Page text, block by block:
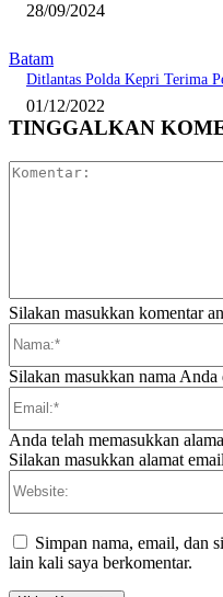
28/09/2024
Batam
Ditlantas Polda Kepri Terima
01/12/2022
TINGGALKAN
Silakan masukkan komentar
Silakan masukkan nama Anda
Anda telah memasukkan
Silakan masukkan alamat
Simpan nama, email, dan
lain kali saya berkomentar.